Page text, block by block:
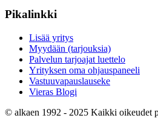
Pikalinkki
Lisää yritys
Myydään (tarjouksia)
Palvelun tarjoajat luettelo
Yrityksen oma ohjauspaneeli
Vastuuvapauslauseke
Vieras Blogi
© alkaen 1992 - 2025 Kaikki oikeudet